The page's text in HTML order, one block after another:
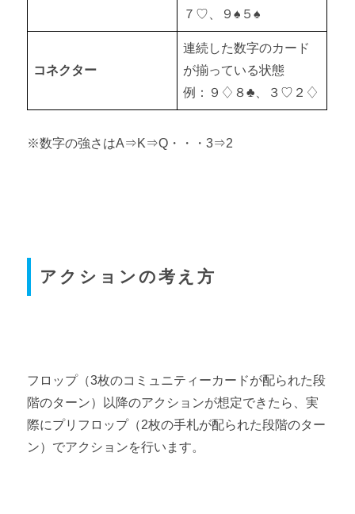
７♡、９♠５♠
コネクター
連続した数字のカード
が揃っている状態
例：９♢８♣、３♡２♢
※数字の強さはA⇒K⇒Q・・・3⇒2
アクションの考え方
フロップ（3枚のコミュニティーカードが配られた段
階のターン）以降のアクションが想定できたら、実
際にプリフロップ（2枚の手札が配られた段階のター
ン）でアクションを行います。